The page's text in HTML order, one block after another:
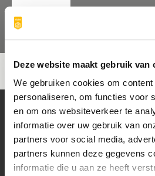
Deze website maakt gebruik van
We gebruiken cookies om
personaliseren, om functies voor
en om ons websiteverkeer te
informatie over uw gebruik van
partners voor social media,
partners kunnen deze gegevens
informatie die u aan ze heeft
Een
ruimtelijke
KRISTAL COMPAGNIE
Home
Over Kristal Compagnie